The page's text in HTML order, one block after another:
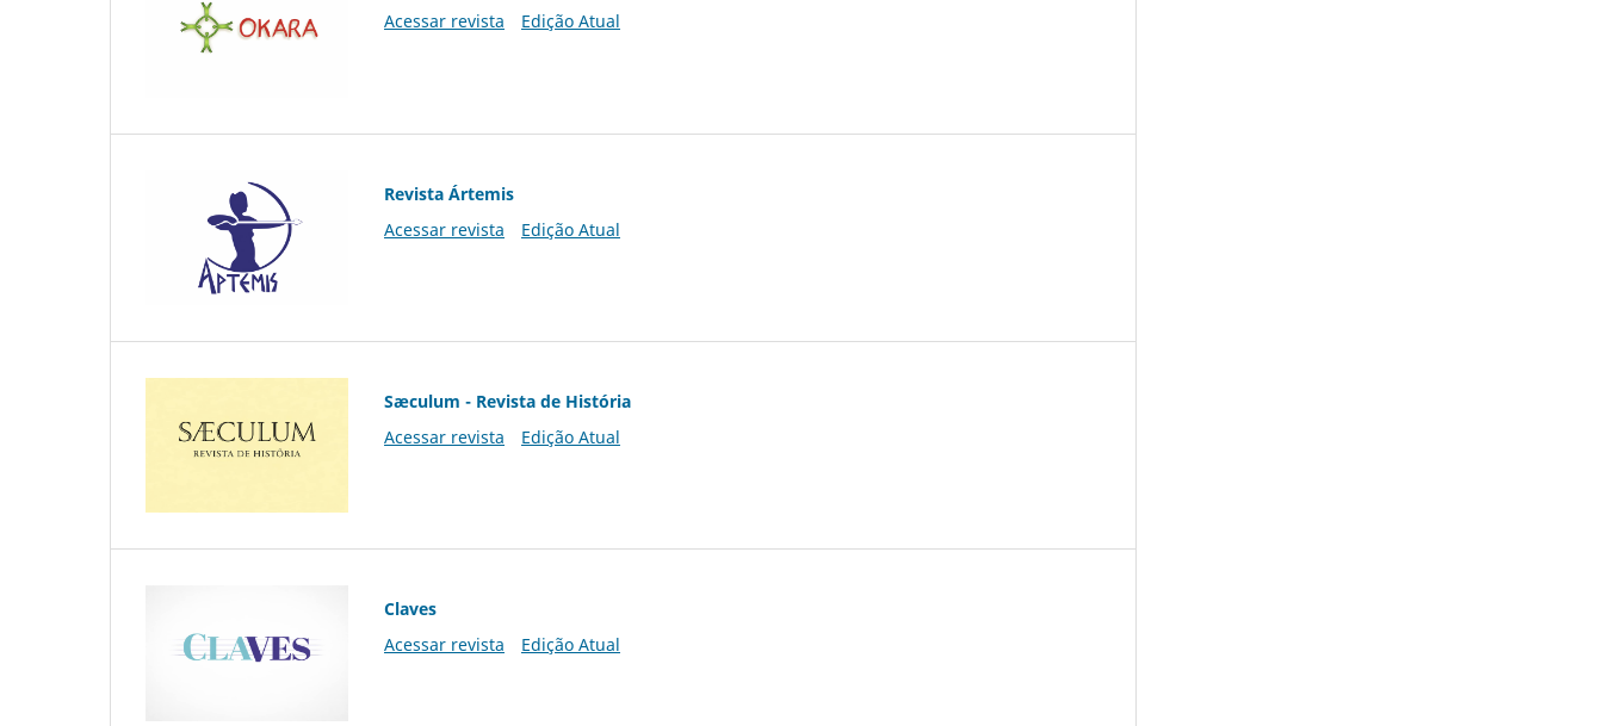
Acessar revista
Edição Atual
Revista Ártemis
Acessar revista
Edição Atual
Sæculum - Revista de História
Acessar revista
Edição Atual
Claves
Acessar revista
Edição Atual